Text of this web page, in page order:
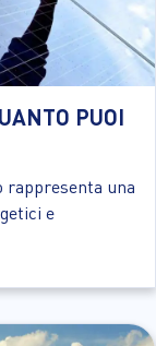
PUOI
rappresenta una
e